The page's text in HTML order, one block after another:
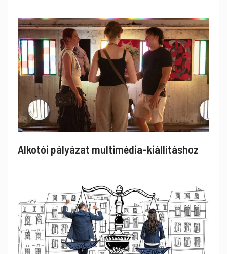
Alkotói pályázat multimédia-kiállításhoz